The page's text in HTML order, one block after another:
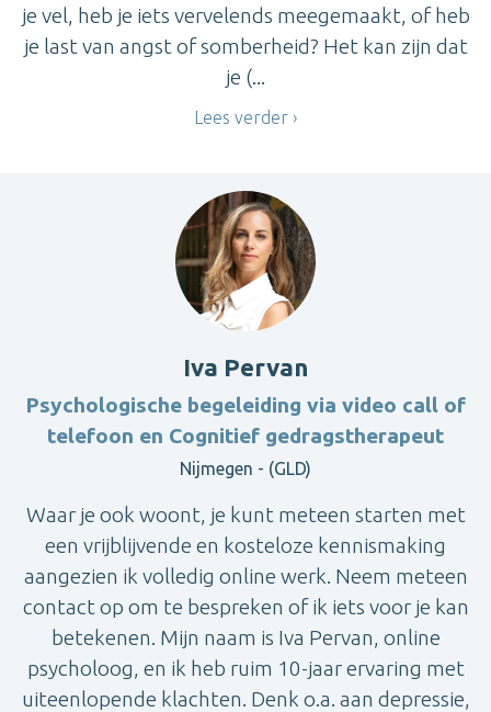
je vel, heb je iets vervelends meegemaakt, of heb
je last van angst of somberheid? Het kan zijn dat
je (...
Lees verder
Iva Pervan
Psychologische begeleiding via video call of
telefoon en Cognitief gedragstherapeut
Nijmegen - (GLD)
Waar je ook woont, je kunt meteen starten met
een vrijblijvende en kosteloze kennismaking
aangezien ik volledig online werk. Neem meteen
contact op om te bespreken of ik iets voor je kan
betekenen. Mijn naam is Iva Pervan, online
psycholoog, en ik heb ruim 10-jaar ervaring met
uiteenlopende klachten. Denk o.a. aan depressie,